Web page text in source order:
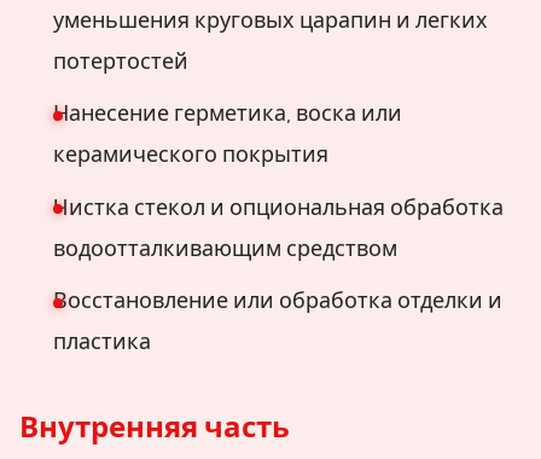
уменьшения круговых царапин и легких
потертостей
Нанесение герметика, воска или
керамического покрытия
Чистка стекол и опциональная обработка
водоотталкивающим средством
Восстановление или обработка отделки и
пластика
Внутренняя часть